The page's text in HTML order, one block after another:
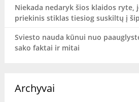
Niekada nedaryk šios klaidos ryte,
priekinis stiklas tiesiog suskiltų į
Sviesto nauda kūnui nuo
sako faktai ir mitai
Archyvai